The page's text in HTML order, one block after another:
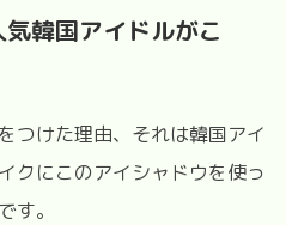
韓国アイドルがこ
つけた理由、それは韓国アイ
クにこのアイシャドウを使っ
す。